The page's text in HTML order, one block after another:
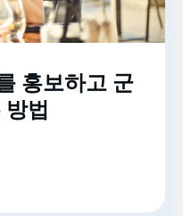
홍보하고 군
법